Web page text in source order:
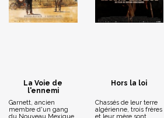
La Voie de
l'ennemi
Garnett, ancien
membre d'un gang
Hors la loi
Chassés de leur terre
algérienne, trois frères